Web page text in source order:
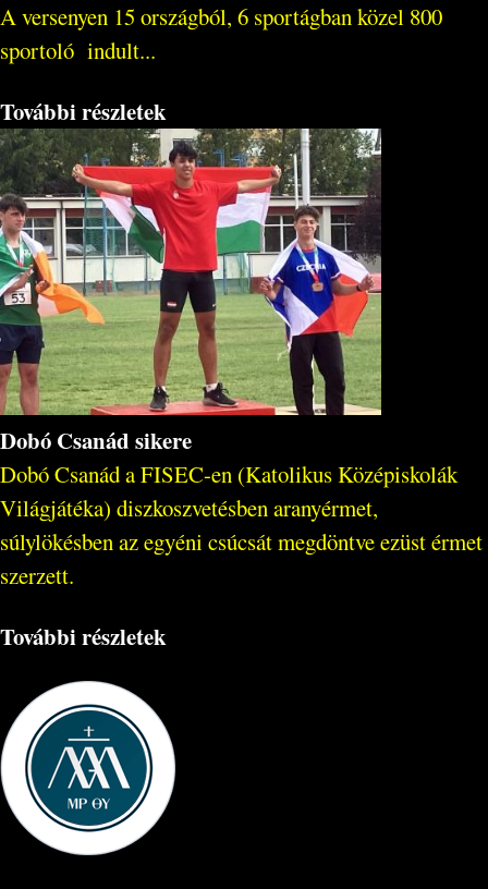
A versenyen 15 országból, 6 sportágban közel 800
sportoló indult...
További részletek
Dobó Csanád sikere
Dobó Csanád a FISEC-en (Katolikus Középiskolák
Világjátéka) diszkoszvetésben aranyérmet,
súlylökésben az egyéni csúcsát megdöntve ezüst érmet
szerzett.
További részletek